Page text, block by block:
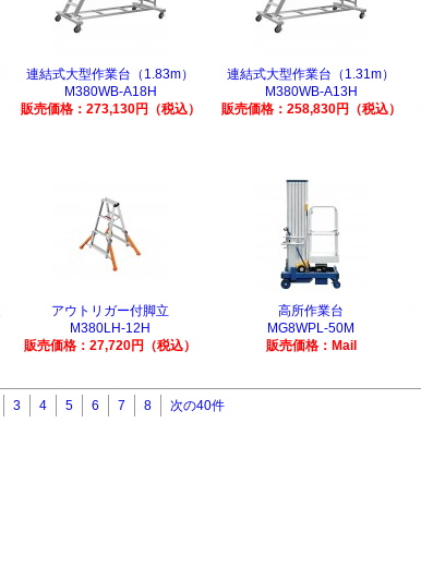
連結式大型作業台（1.83m）
M380WB-A18H
販売価格：273,130円（税込）
連結式大型作業台（1.31m）
M380WB-A13H
販売価格：258,830円（税込）
アウトリガー付脚立
M380LH-12H
販売価格：27,720円（税込）
高所作業台
MG8WPL-50M
販売価格：Mail
3 4 5 6 7 8 次の40件